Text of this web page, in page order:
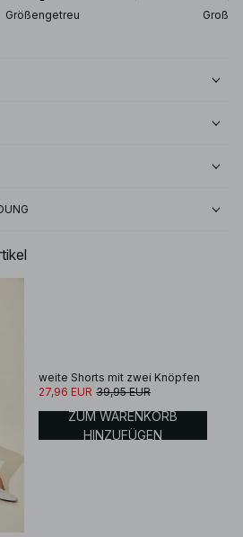
Größengetreu Groß
weite Shorts mit zwei Knöpfen
27,96 EUR 39,95 EUR
ZUM WARENKORB
HINZUFÜGEN